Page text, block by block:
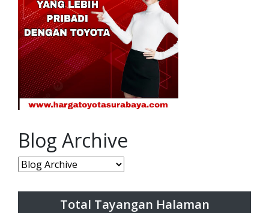
Blog Archive
Total Tayangan Halaman